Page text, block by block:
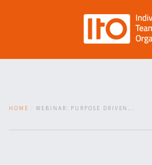
HOME WEBINAR: PURPOSE DRIVEN...